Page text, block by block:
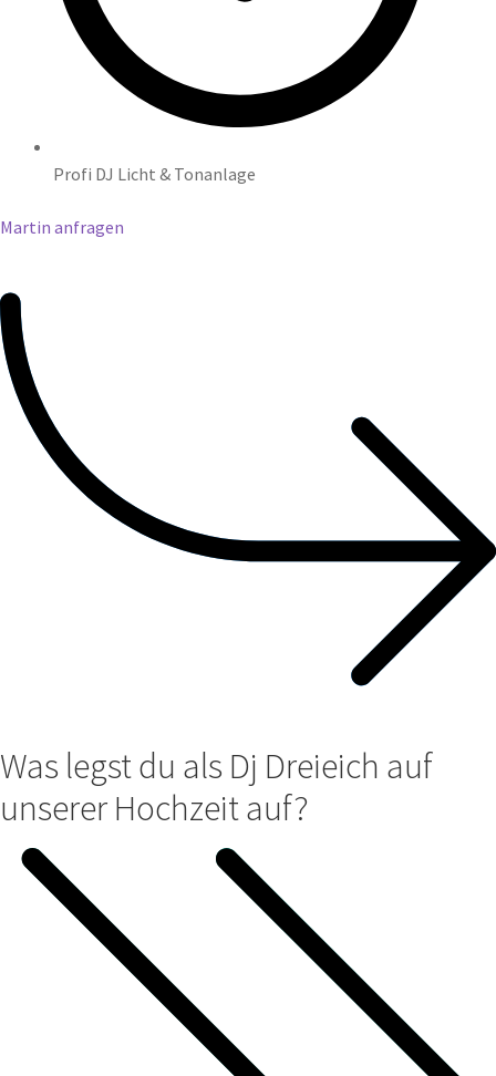
Profi DJ Licht & Tonanlage
Martin anfragen
Was legst du als Dj Dreieich auf
unserer Hochzeit auf?